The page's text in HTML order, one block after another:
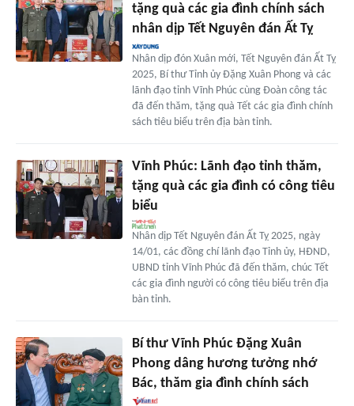
tặng quà các gia đình chính sách
nhân dịp Tết Nguyên đán Ất Tỵ
Nhân dịp đón Xuân mới, Tết Nguyên đán Ất Tỵ
2025, Bí thư Tỉnh ủy Đặng Xuân Phong và các
lãnh đạo tỉnh Vĩnh Phúc cùng Đoàn công tác
đã đến thăm, tặng quà Tết các gia đình chính
sách tiêu biểu trên địa bàn tỉnh.
Vĩnh Phúc: Lãnh đạo tỉnh thăm,
tặng quà các gia đình có công tiêu
biểu
Nhân dịp Tết Nguyên đán Ất Tỵ 2025, ngày
14/01, các đồng chí lãnh đạo Tỉnh ủy, HĐND,
UBND tỉnh Vĩnh Phúc đã đến thăm, chúc Tết
các gia đình người có công tiêu biểu trên địa
bàn tỉnh.
Bí thư Vĩnh Phúc Đặng Xuân
Phong dâng hương tưởng nhớ
Bác, thăm gia đình chính sách